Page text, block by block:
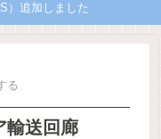
）追加しました
る
輸送回廊